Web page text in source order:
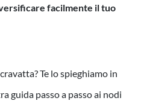
facilmente il tuo
Te lo spieghiamo in
guida passo a passo ai nodi